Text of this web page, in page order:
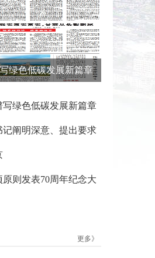
绿色低碳发展新篇章
写绿色低碳发展新篇章
阐明深意、提出要求
则发表70周年纪念大
更多》